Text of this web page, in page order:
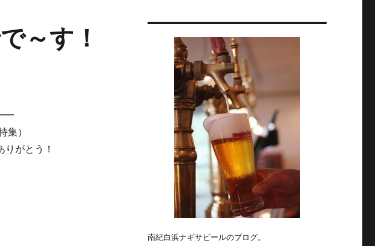
～す！
）
がとう！
南紀白浜ナギサビールのブログ。